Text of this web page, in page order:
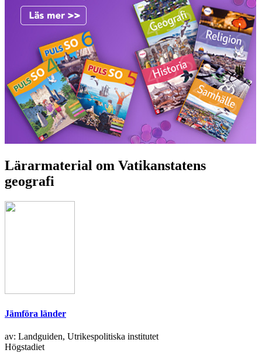
Lärarmaterial om Vatikanstatens
geografi
Jämföra länder
av: Landguiden, Utrikespolitiska institutet
Högstadiet